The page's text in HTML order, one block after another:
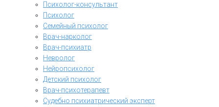
Психолог-консультант
Психолог
Семейный психолог
Врач-нарколог
Врач-психиатр
Невролог
Нейропсихолог
Детский психолог
Врач-психотерапевт
Судебно психиатрический эксперт